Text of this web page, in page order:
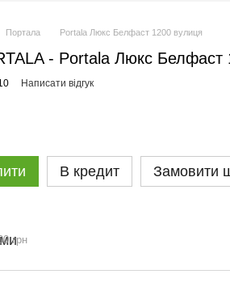
Портала Portala Люкс Белфаст 1200 вулиця
- Portala Люкс Белфаст
Написати відгук
В кредит Замовити
грн